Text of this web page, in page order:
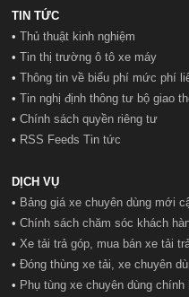
TIN TỨC
•Thủ thuật kinh nghiệm
•Tin thị trường ô tô xe máy
•Thông tin về biểu phí mức phí
•Tin nghị định thông tư bộ giao
•Chính sách quyền riêng tư
• RSS Feeds Tin tức
DỊCH VỤ
• Bảng giá xe chuyên dùng mới
•Chính sách chăm sóc khách
•Xe tải trả góp, mua bán xe tải
•Đóng thùng xe tải, xe chuyên
• Phụ tùng xe chuyên dùng chính